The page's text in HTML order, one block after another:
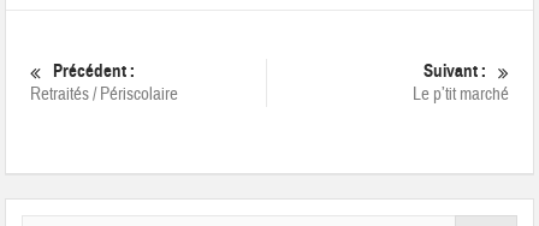
Précédent :
Retraités / Périscolaire
Suivant :
Le p’tit marché